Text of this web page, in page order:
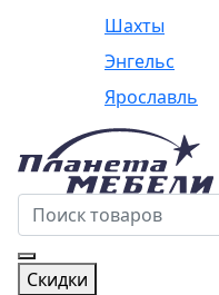
Шахты
Энгельс
Ярославль
Скидки